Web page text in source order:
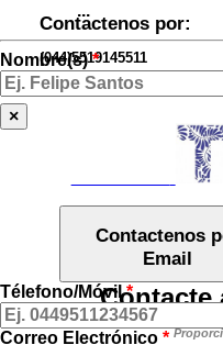
...
Contactenos por:
(044)5519145511
Contactenos
Email
×
Contacte
Nombre(s)*
Télefono/Móvil*
Correo Electrónico *